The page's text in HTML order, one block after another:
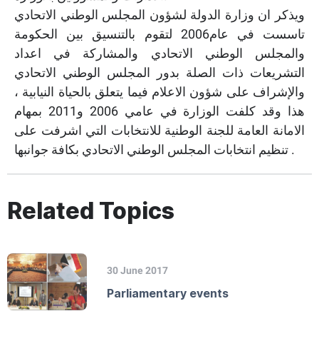
ويذكر ان وزارة الدولة لشؤون المجلس الوطني الاتحادي
تاسست في عام2006 لتقوم بالتنسيق بين الحكومة
والمجلس الوطني الاتحادي والمشاركة في اعداد
التشريعات ذات الصلة بدور المجلس الوطني الاتحادي
والإشراف على شؤون الاعلام فيما يتعلق بالحياة النيابية ،
هذا وقد كلفت الوزارة في عامي 2006 و2011 بمهام
الامانة العامة للجنة الوطنية للانتخابات التي اشرفت على
تنظيم انتخابات المجلس الوطني الاتحادي بكافة جوانبها .
Related Topics
30 June 2017
Parliamentary events